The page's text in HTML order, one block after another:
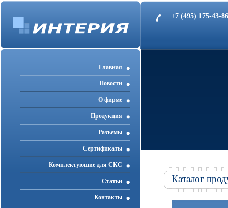
+7 (495) 175-43-
Главная
Новости
О фирме
Продукция
Разъемы
Cертификаты
Комплектующие для СКС
Статьи
Контакты
Каталог